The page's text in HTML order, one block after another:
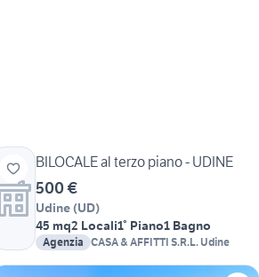
BILOCALE al terzo piano - UDINE
500 €
Udine (UD)
45 mq2 Locali1° Piano1 Bagno
Agenzia CASA & AFFITTI S.R.L. Udine